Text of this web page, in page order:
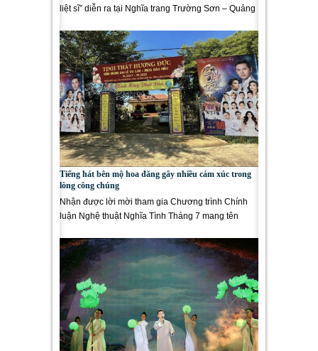
liệt sĩ” diễn ra tại Nghĩa trang Trường Sơn – Quảng
Tiếng hát bên mộ hoa đăng gây nhiều cảm xúc trong
lòng công chúng
Nhận được lời mời tham gia Chương trình Chính
luận Nghệ thuật Nghĩa Tình Tháng 7 mang tên